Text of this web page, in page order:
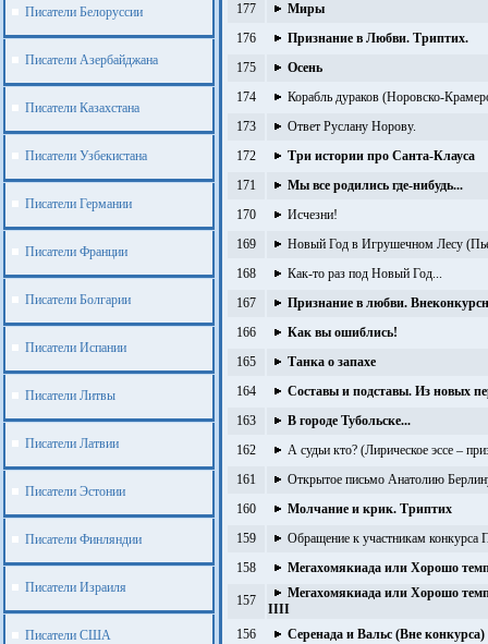
Писатели Белоруссии
Писатели Азербайджана
Писатели Казахстана
Писатели Узбекистана
Писатели Германии
Писатели Франции
Писатели Болгарии
Писатели Испании
Писатели Литвы
Писатели Латвии
Писатели Эстонии
Писатели Финляндии
Писатели Израиля
Писатели США
177
Миры
176
Признание в Любви. Триптих.
175
Осень
174
Корабль дураков (Норовско-
173
Ответ Руслану Норову.
172
Три истории про Санта-Клауса
171
Мы все родились где-нибудь...
170
Исчезни!
169
Новый Год в Игрушечном Лесу
168
Как-то раз под Новый Год...
167
Признание в любви.
166
Как вы ошиблись!
165
Танка о запахе
164
Составы и подставы. Из новых
163
В городе Тубольске...
162
А судьи кто? (Лирическое эссе –
161
Открытое письмо Анатолию
160
Молчание и крик. Триптих
159
Обращение к участникам
158
Мегахомякиада или Хорошо
157
Мегахомякиада или Хорошо
IIII
156
Серенада и Вальс (Вне конкурса)